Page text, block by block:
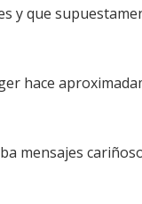
y que
hace
mensajes